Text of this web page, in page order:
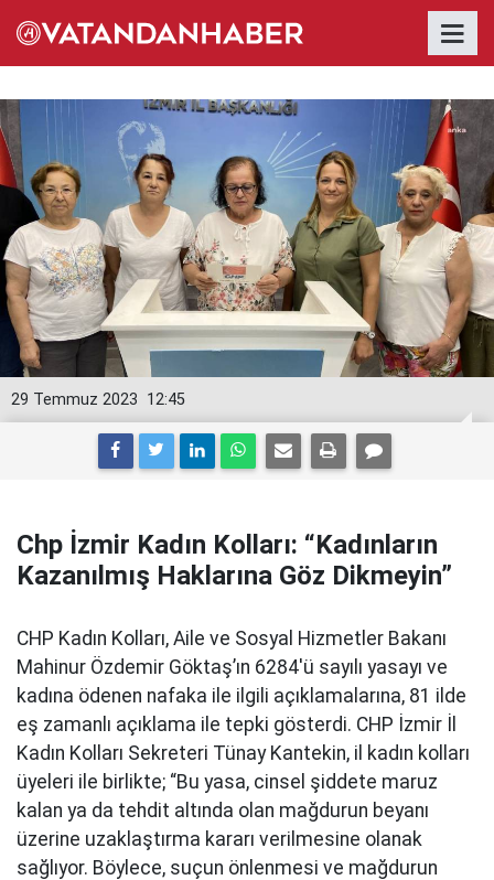
12:45
29 Temmuz 2023
Chp İzmir Kadın Kolları: “Kadınların
Kazanılmış Haklarına Göz Dikmeyin”
CHP Kadın Kolları, Aile ve Sosyal Hizmetler Bakanı
Mahinur Özdemir Göktaş’ın 6284'ü sayılı yasayı ve
kadına ödenen nafaka ile ilgili açıklamalarına, 81 ilde
eş zamanlı açıklama ile tepki gösterdi. CHP İzmir İl
Kadın Kolları Sekreteri Tünay Kantekin, il kadın kolları
üyeleri ile birlikte; “Bu yasa, cinsel şiddete maruz
kalan ya da tehdit altında olan mağdurun beyanı
üzerine uzaklaştırma kararı verilmesine olanak
sağlıyor. Böylece, suçun önlenmesi ve mağdurun